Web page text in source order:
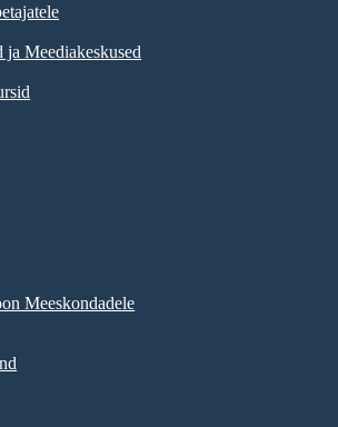
Meediakeskused
Meeskondadele